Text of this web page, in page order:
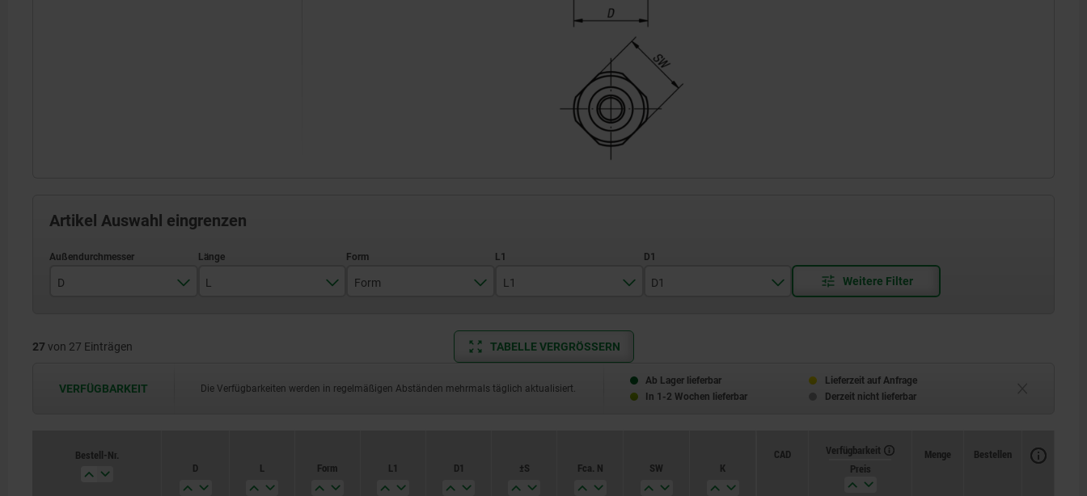
Artikel Auswahl eingrenzen
D
M18X1,5
L Form L1
7,5
D1
27 von 27 Einträgen TABELLE VERGRÖSSERN
VERFÜGBARKEIT Die Verfügbarkeiten werden in regelmäßigen Abständen mehrmals täglich aktualisiert.
Ab Lager lieferbar
Lieferzeit auf Anfrage
In 1-2 Wochen lieferbar
Derzeit nicht lieferbar
Bestell-Nr.
D
L Form L1 D1 ±S F ca. N SW K
CAD
Verfügbarkeit
Preis
Menge Bestellen